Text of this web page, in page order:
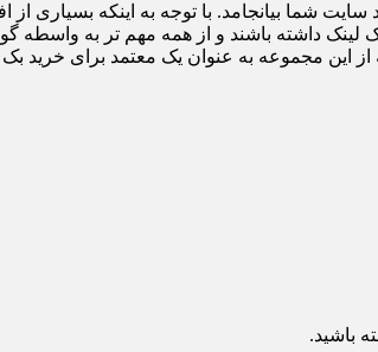
شما بیانجامد. با توجه به اینکه بسیاری
لینک داشته باشند و از همه مهم ‌تر به واسطه
مجموعه به عنوان یک معتمد برای خرید بک
باشید.